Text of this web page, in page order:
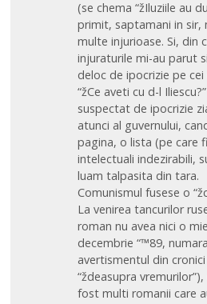
(se chema “žIluziile au
primit, saptamani in sir,
multe injurioase. Si, din
injuraturile mi-au parut
deloc de ipocrizie pe
“žCe aveti cu d-l
suspectat de ipocrizie
atunci al guvernului,
pagina, o lista (pe care
intelectuali indezirabili,
luam talpasita din tara.
Comunismul fusese o
La venirea tancurilor
roman nu avea nici o
decembrie “™89,
avertismentul din
“ždeasupra
fost multi romanii care